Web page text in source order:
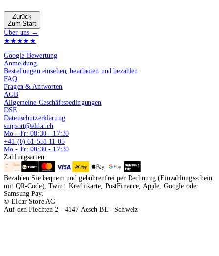
Zurück
Zum Start
Über uns →
★★★★★
Google-Bewertung
Anmeldung
Bestellungen einsehen, bearbeiten und bezahlen
FAQ
Fragen & Antworten
AGB
Allgemeine Geschäftsbedingungen
DSE
Datenschutzerklärung
support@eldar.ch
Mo - Fr: 08:30 - 17:30
+41 (0) 61 551 11 05
Mo - Fr: 08:30 - 17:30
Zahlungsarten
Bezahlen Sie bequem und gebührenfrei per Rechnung (Einzahlungsschein
mit QR-Code), Twint, Kreditkarte, PostFinance, Apple, Google oder
Samsung Pay.
© Eldar Store AG
Auf den Fiechten 2 - 4147 Aesch BL - Schweiz